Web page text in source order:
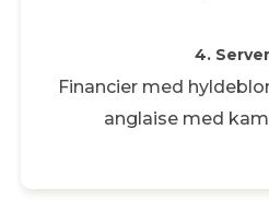
4.
Financier med
anglaise med